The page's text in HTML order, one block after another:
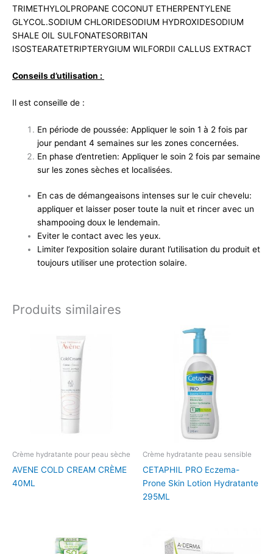
TRIMETHYLOLPROPANE COCONUT ETHERPENTYLENE
GLYCOL.SODIUM CHLORIDESODIUM HYDROXIDESODIUM
SHALE OIL SULFONATESORBITAN
ISOSTEARATETRIPTERYGIUM WILFORDII CALLUS EXTRACT
Conseils d’utilisation :
Il est conseille de :
En période de poussée: Appliquer le soin 1 à 2 fois par
jour pendant 4 semaines sur les zones concernées.
En phase d’entretien: Appliquer le soin 2 fois par semaine
sur les zones sèches et localisées.
En cas de démangeaisons intenses sur le cuir chevelu:
appliquer et laisser poser toute la nuit et rincer avec un
shampooing doux le lendemain.
Eviter le contact avec les yeux.
Limiter l’exposition solaire durant l’utilisation du produit et
toujours utiliser une protection solaire.
Produits similaires
Crème hydratante pour peau sèche
AVENE COLD CREAM CRÈME
40ML
Crème hydratante peau sensible
CETAPHIL PRO Eczema-
Prone Skin Lotion Hydratante
295ML